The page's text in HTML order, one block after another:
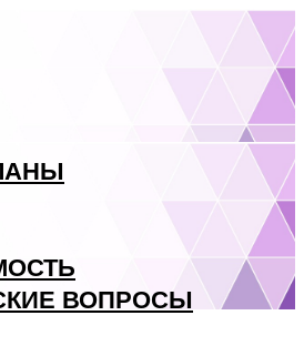
ВОПРОСЫ